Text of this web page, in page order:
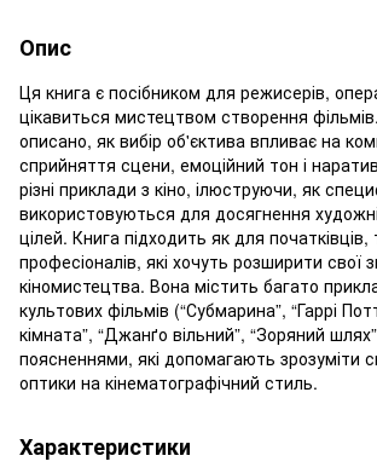
Опис
Ця книга є посібником для режисерів,
цікавиться мистецтвом створення
описано, як вибір об'єктива впливає на
сприйняття сцени, емоційний тон і
різні приклади з кіно, ілюструючи, як
використовуються для досягнення
цілей. Книга підходить як для початківців,
професіоналів, які хочуть розширити свої
кіномистецтва. Вона містить багато
культових фільмів (“Субмарина”, “Гаррі
кімната”, “Джанґо вільний”, “Зоряний
поясненнями, які допомагають зрозуміти
оптики на кінематографічний стиль.
Характеристики